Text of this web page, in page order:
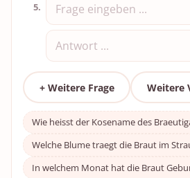
5.
+ Weitere Frage Weitere
Wie heisst der Kosename des
Welche Blume traegt die Braut im
In welchem Monat hat die Braut